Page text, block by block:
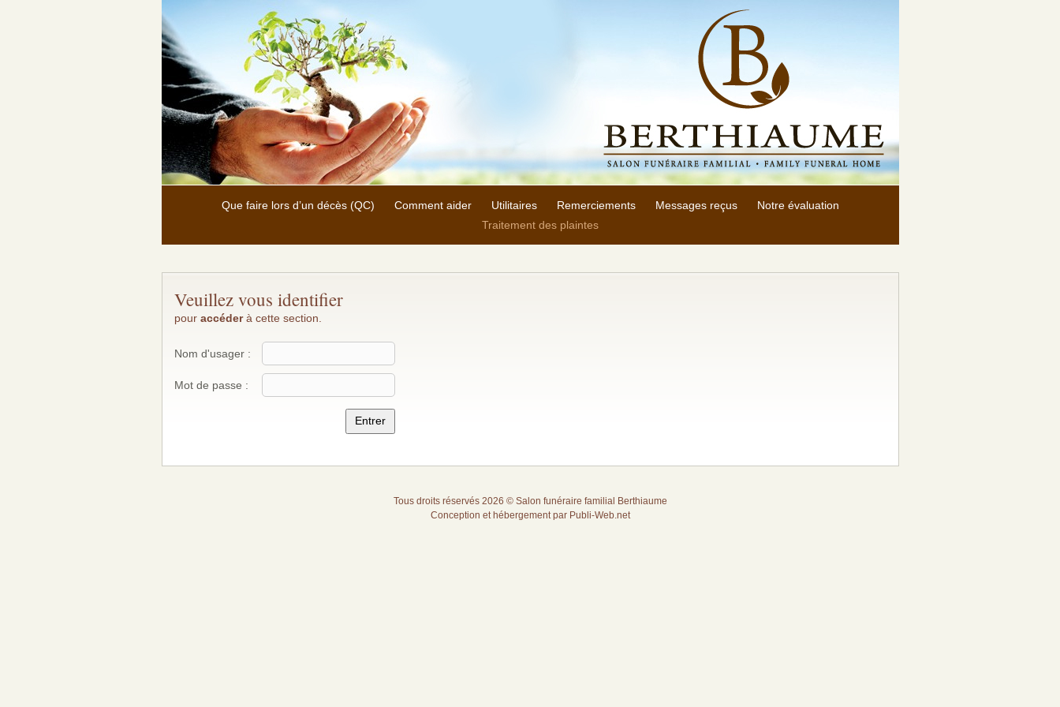
Que faire lors d’un décès (QC) Comment aider Utilitaires Remerciements Messages reçus
Notre évaluation
Traitement des plaintes
Veuillez vous identifier
pour accéderà cette section.
Nom d'usager :
Mot de passe :
Tous droits réservés 2026 © Salon funéraire familial Berthiaume
Conception et hébergement par Publi-Web.net